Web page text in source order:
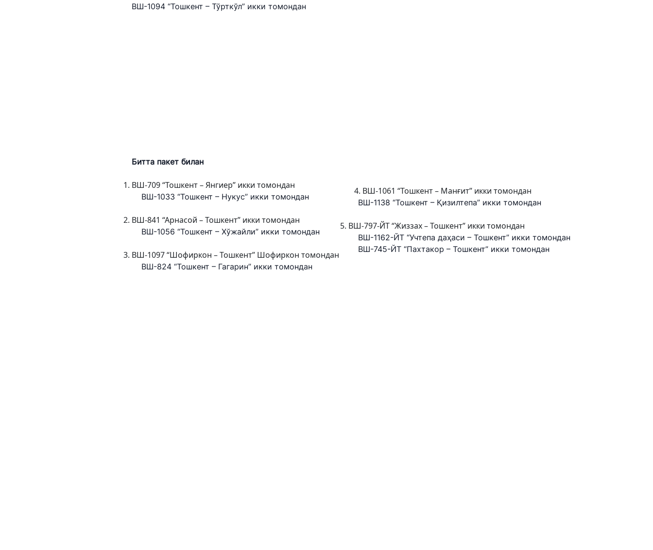
ВШ-1094 “Тошкент – Тўрткўл” икки томондан
Битта пакет билан
ВШ-709 “Тошкент – Янгиер” икки томондан
ВШ-1033 “Тошкент – Нукус” икки томондан
ВШ-841 “Арнасой – Тошкент” икки томондан
ВШ-1056 “Тошкент – Хўжайли” икки томондан
ВШ-1097 “Шофиркон – Тошкент” Шофиркон томондан
ВШ-824 “Тошкент – Гагарин” икки томондан
4. ВШ-1061 “Тошкент – Манғит” икки томондан
ВШ-1138 “Тошкент – Қизилтепа” икки томондан
ВШ-797-ЙТ “Жиззах – Тошкент” икки томондан
ВШ-1162-ЙТ “Учтепа даҳаси – Тошкент” икки томондан
ВШ-745-ЙТ “Пахтакор – Тошкент” икки томондан